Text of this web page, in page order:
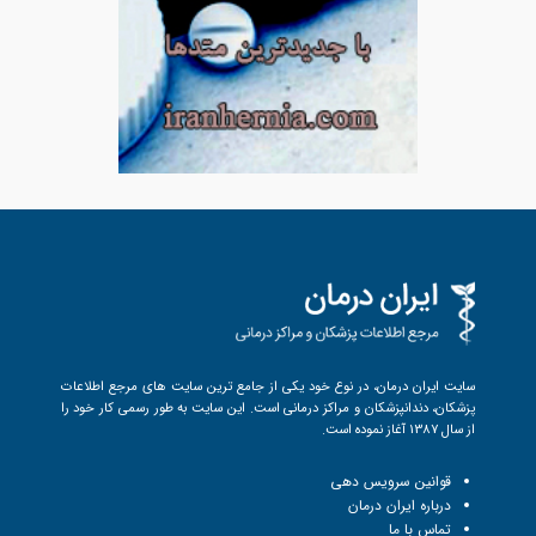
سایت ایران درمان، در نوع خود یکی از جامع ترین سایت های مرجع اطلاعات
پزشکان، دندانپزشکان و مراکز درمانی است. این سایت به طور رسمی کار خود را
از سال 1387 آغاز نموده است.
قوانین سرویس دهی
درباره ایران درمان
تماس با ما